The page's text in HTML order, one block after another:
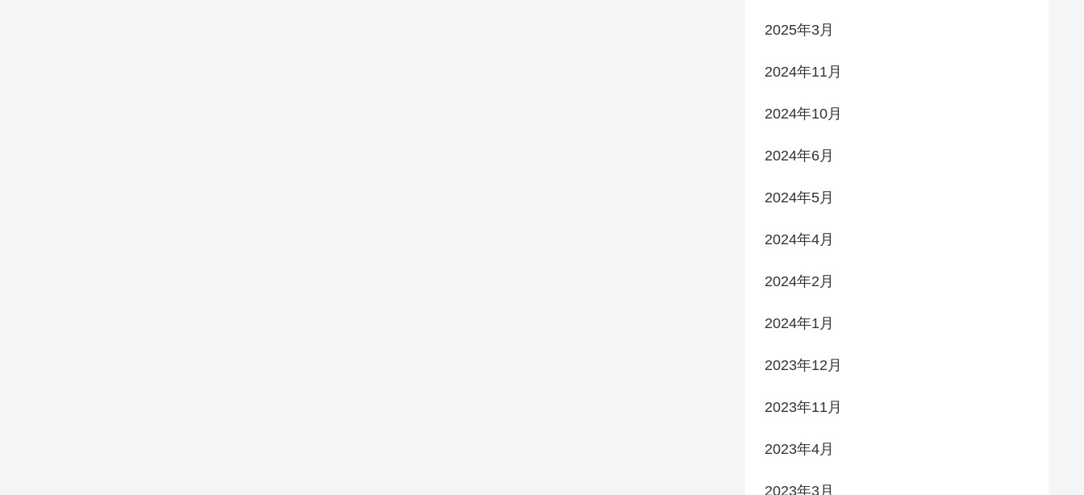
2025年3月
2024年11月
2024年10月
2024年6月
2024年5月
2024年4月
2024年2月
2024年1月
2023年12月
2023年11月
2023年4月
2023年3月